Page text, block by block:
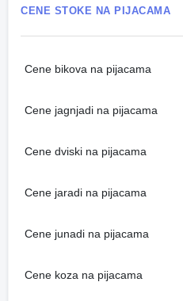
CENE STOKE NA PIJACAMA
Cene bikova na pijacama
Cene jagnjadi na pijacama
Cene dviski na pijacama
Cene jaradi na pijacama
Cene junadi na pijacama
Cene koza na pijacama